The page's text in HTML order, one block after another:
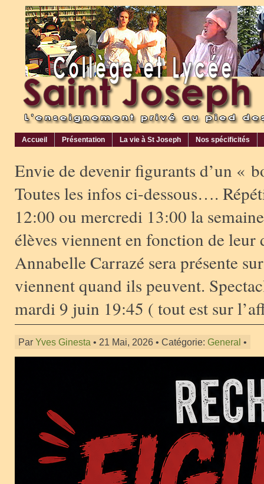
Accueil Présentation La vie à St Joseph Nos spécificités
Envie de devenir figurants d’un «
Toutes les infos ci-dessous….
12:00 ou mercredi 13:00 la
élèves viennent en fonction de leur
Annabelle Carrazé sera présente
viennent quand ils peuvent.
mardi 9 juin 19:45 ( tout est sur
Par Yves Ginesta • 21 Mai, 2026 • Catégorie: General •